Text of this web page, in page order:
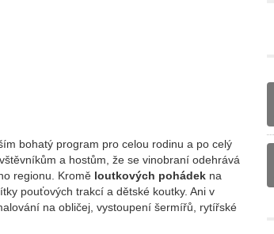
bohatý program pro celou rodinu a po celý
a hostům, že se vinobraní odehrává
regionu. Kromě loutkových pohádek na
pouťových trakcí a dětské koutky. Ani v
na obličej, vystoupení šermířů, rytířské